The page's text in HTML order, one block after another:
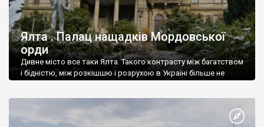
Ялта . Палац нащадків Мордовської
орди
Дивне місто все таки Ялта. Такого контрасту між багатством
і бідністю, між розкішшю і розрухою в Україні більше не